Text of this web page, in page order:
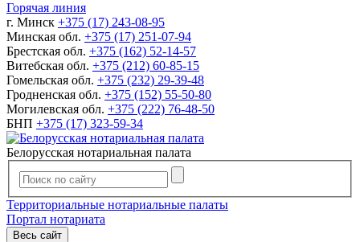
Горячая линия
г. Минск +375 (17) 243-08-95
Минская обл. +375 (17) 251-07-94
Брестская обл. +375 (162) 52-14-57
Витебская обл. +375 (212) 60-85-15
Гомельская обл. +375 (232) 29-39-48
Гродненская обл. +375 (152) 55-50-80
Могилевская обл. +375 (222) 76-48-50
БНП +375 (17) 323-59-34
Белорусская нотариальная палата
Территориальные нотариальные палаты
Портал нотариата
Весь сайт